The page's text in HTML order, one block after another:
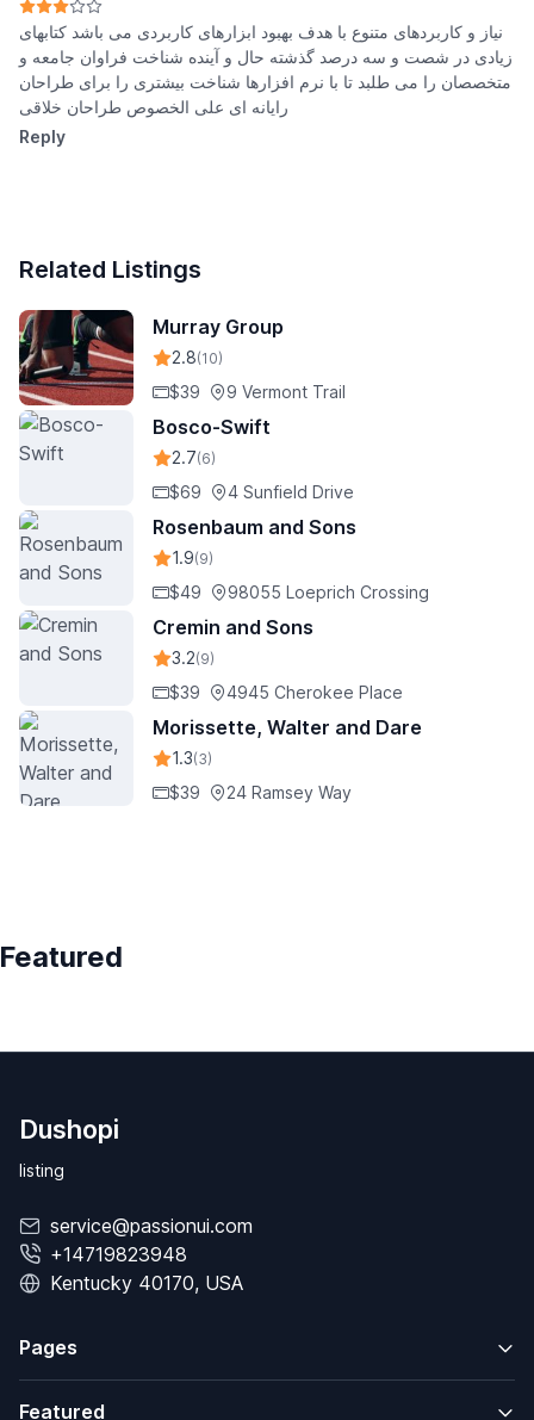
نیاز و کاربردهای متنوع با هدف بهبود ابزارهای کاربردی می باشد کتابهای
زیادی در شصت و سه درصد گذشته حال و آینده شناخت فراوان جامعه و
متخصصان را می طلبد تا با نرم افزارها شناخت بیشتری را برای طراحان
رایانه ای علی الخصوص طراحان خلاقی
Reply
Related Listings
Murray Group
2.8(10)
$39 9 Vermont Trail
Bosco-Swift
2.7(6)
$69 4 Sunfield Drive
Rosenbaum and Sons
1.9(9)
$49 98055 Loeprich Crossing
Cremin and Sons
3.2(9)
$39 4945 Cherokee Place
Morissette, Walter and Dare
1.3(3)
$39 24 Ramsey Way
Featured
Dushopi
listing
service@passionui.com
+14719823948
Kentucky 40170, USA
Pages
Featured